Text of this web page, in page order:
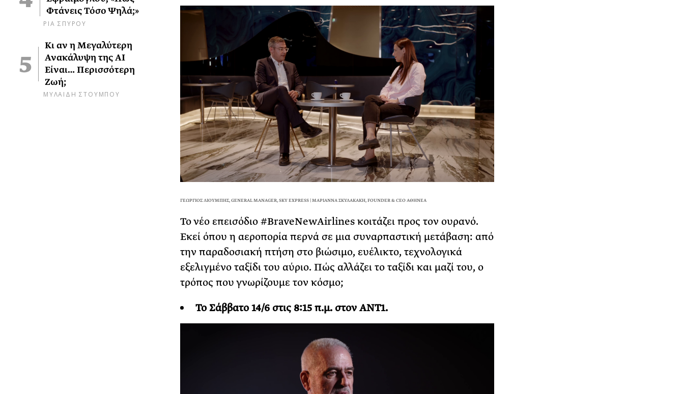
Φτάνεις Τόσο Ψηλά;»
ΡΙΑ ΣΠΥΡΟΥ
Κι αν η Μεγαλύτερη
Ανακάλυψη της AI
Είναι… Περισσότερη
Ζωή;
ΜΥΛΑΙΔΗ ΣΤΟΥΜΠΟΥ
ΓΕΩΡΓΙΟΣ ΛΙΟΥΜΠΗΣ, GENERAL MANAGER, SKY EXPRESS | ΜΑΡΙΑΝΝΑ ΣΚΥΛΑΚΑΚΗ, FOUNDER & CEO ΑΘΗΝΕΑ
Το νέο επεισόδιο #BraveNewAirlines κοιτάζει προς τον ουρανό.
Εκεί όπου η αεροπορία περνά σε μια συναρπαστική μετάβαση: από
την παραδοσιακή πτήση στο βιώσιμο, ευέλικτο, τεχνολογικά
εξελιγμένο ταξίδι του αύριο. Πώς αλλάζει το ταξίδι και μαζί του, ο
τρόπος που γνωρίζουμε τον κόσμο;
Το Σάββατο 14/6 στις 8:15 π.μ. στον ANT1.